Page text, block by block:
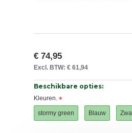
€ 74,95
Excl. BTW: € 61,94
Beschikbare opties:
Kleuren.
stormy green Blauw